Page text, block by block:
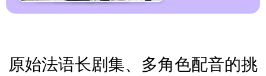
原始法语长剧集、多角色配音的挑